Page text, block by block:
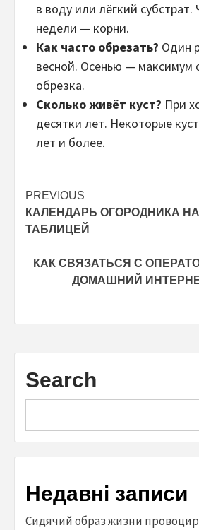
в воду или лёгкий субстрат.
недели — корни.
Как часто обрезать? Один
весной. Осенью — максимум
обрезка.
Сколько живёт куст? При
десятки лет. Некоторые
лет и более.
Post
navigation
PREVIOUS
КАЛЕНДАРЬ ОГОРОДНИКА
ТАБЛИЦЕЙ
КАК СВЯЗАТЬСЯ С
ДОМАШНИЙ
Search
Недавні записи
Сидячий образ жизни